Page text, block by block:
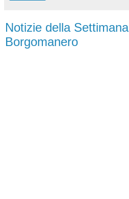
Notizie della
Borgomanero